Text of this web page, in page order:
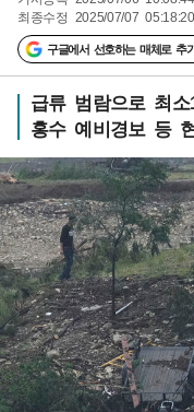
최종수정 2025/07/07 05:18:20
구글에서 선호하는 매체로 추
급류 범람으로 최
홍수 예비경보 등